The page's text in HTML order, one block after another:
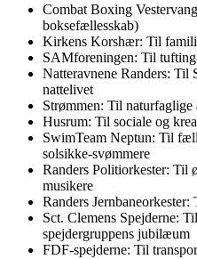
Combat Boxing
boksefællesskab)
Kirkens Korshær: Til
SAMforeningen: Til
Natteravnene Randers: Til
nattelivet
Strømmen: Til naturfaglige
Husrum: Til sociale og
SwimTeam Neptun: Til
solsikke-svømmere
Randers Politiorkester: Til
musikere
Randers
Sct. Clemens Spejderne:
spejdergruppens jubilæum
FDF-spejderne: Til